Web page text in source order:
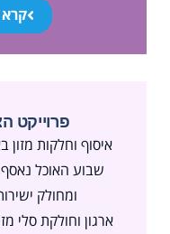
קרא
פרוייקט
איסוף וחלקות מזון
שבוע האוכל
ומחולק
ארגון וחולקת סלי